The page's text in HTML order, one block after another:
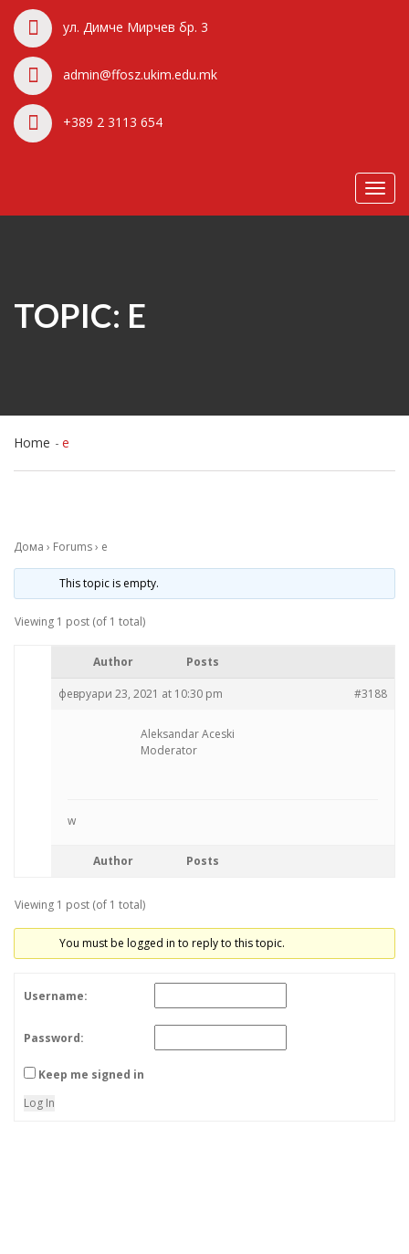
ул. Димче Мирчев бр. 3
admin@ffosz.ukim.edu.mk
+389 2 3113 654
TOPIC: E
Home e
Дома › Forums› e
This topic is empty.
Viewing 1 post (of 1 total)
Author Posts
февруари 23, 2021 at 10:30 pm #3188
Aleksandar Aceski
Moderator
w
Author Posts
Viewing 1 post (of 1 total)
You must be logged in to reply to this topic.
Username:
Password:
Keep me signed in
Log In